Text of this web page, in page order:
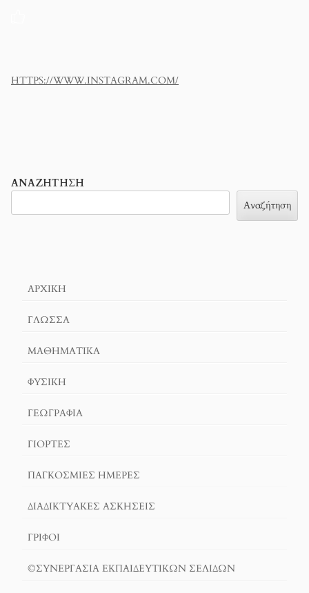
HTTPS://WWW.INSTAGRAM.COM/
ΑΝΑΖΉΤΗΣΗ
Αναζήτηση
ΑΡΧΙΚΉ
ΓΛΏΣΣΑ
ΜΑΘΗΜΑΤΙΚΆ
ΦΥΣΙΚΗ
ΓΕΩΓΡΑΦΊΑ
ΓΙΟΡΤΈΣ
ΠΑΓΚΟΣΜΙΕΣ ΗΜΕΡΕΣ
ΔΙΑΔΙΚΤΥΑΚΈΣ ΑΣΚΉΣΕΙΣ
ΓΡΙΦΟΙ
©ΣΥΝΕΡΓΑΣΙΑ ΕΚΠΑΙΔΕΥΤΙΚΩΝ ΣΕΛΙΔΩΝ